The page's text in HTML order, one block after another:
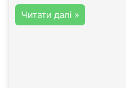
Читати далі »